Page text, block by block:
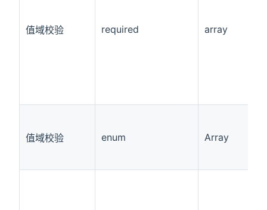
值域校验 required array
值域校验 enum Array